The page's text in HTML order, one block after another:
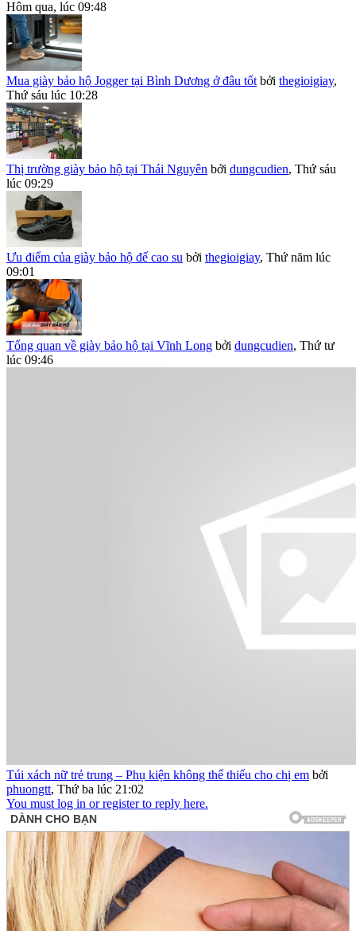
Hôm qua, lúc 09:48
Mua giày bảo hộ Jogger tại Bình Dương ở đâu tốt bởi thegioigiay,
Thứ sáu lúc 10:28
Thị trường giày bảo hộ tại Thái Nguyên bởi dungcudien, Thứ sáu
lúc 09:29
Ưu điểm của giày bảo hộ đế cao su bởi thegioigiay, Thứ năm lúc
09:01
Tổng quan về giày bảo hộ tại Vĩnh Long bởi dungcudien, Thứ tư
lúc 09:46
Túi xách nữ trẻ trung – Phụ kiện không thể thiếu cho chị em bởi
phuongtt, Thứ ba lúc 21:02
You must log in or register to reply here.